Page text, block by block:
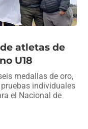
atletas de
U18
medallas de oro,
individuales
el Nacional de